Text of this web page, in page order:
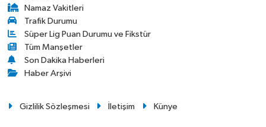
Namaz Vakitleri
Trafik Durumu
Süper Lig Puan Durumu ve Fikstür
Tüm Manşetler
Son Dakika Haberleri
Haber Arşivi
Gizlilik Sözleşmesi İletişim Künye